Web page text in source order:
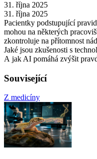
31. října 2025
31. října 2025
Pacientky podstupující
mohou na některých
zkontroluje na přítomnost
Jaké jsou zkušenosti s
A jak AI pomáhá zvýšit
Související
Z medicíny